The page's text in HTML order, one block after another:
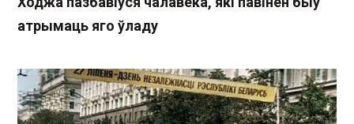
атрымаць яго ўладу